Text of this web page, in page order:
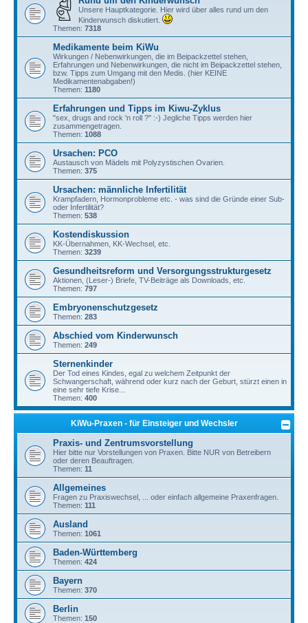
Unsere Hauptkategorie. Hier wird über alles rund um den
Kinderwunsch diskutiert.
Themen: 7318
Medikamente beim KiWu
Wirkungen / Nebenwirkungen, die im Beipackzettel stehen,
Erfahrungen und Nebenwirkungen, die nicht im Beipackzettel stehen,
bzw. Tipps zum Umgang mit den Medis. (hier KEINE
Medikamentenabgaben!)
Themen: 1180
Erfahrungen und Tipps im Kiwu-Zyklus
"sex, drugs and rock 'n roll ?" :-) Jegliche Tipps werden hier
zusammengetragen.
Themen: 1088
Ursachen: PCO
Austausch von Mädels mit Polyzystischen Ovarien.
Themen: 375
Ursachen: männliche Infertilität
Krampfadern, Hormonprobleme etc. - was sind die Gründe einer Sub-
oder Infertilität?
Themen: 538
Kostendiskussion
KK-Übernahmen, KK-Wechsel, etc.
Themen: 3239
Gesundheitsreform und Versorgungsstrukturgesetz
Aktionen, (Leser-) Briefe, TV-Beiträge als Downloads, etc.
Themen: 797
Embryonenschutzgesetz
Themen: 283
Abschied vom Kinderwunsch
Themen: 249
Sternenkinder
Der Tod eines Kindes, egal zu welchem Zeitpunkt der
Schwangerschaft, während oder kurz nach der Geburt, stürzt einen in
eine sehr tiefe Krise...
Themen: 400
KiWu-Praxen - für Einsteiger und Wechsler
Praxis- und Zentrumsvorstellung
Hier bitte nur Vorstellungen von Praxen. Bitte NUR von Betreibern
oder deren Beauftragen.
Themen: 11
Allgemeines
Fragen zu Praxiswechsel, ... oder einfach allgemeine Praxenfragen.
Themen: 111
Ausland
Themen: 1061
Baden-Württemberg
Themen: 424
Bayern
Themen: 370
Berlin
Themen: 150